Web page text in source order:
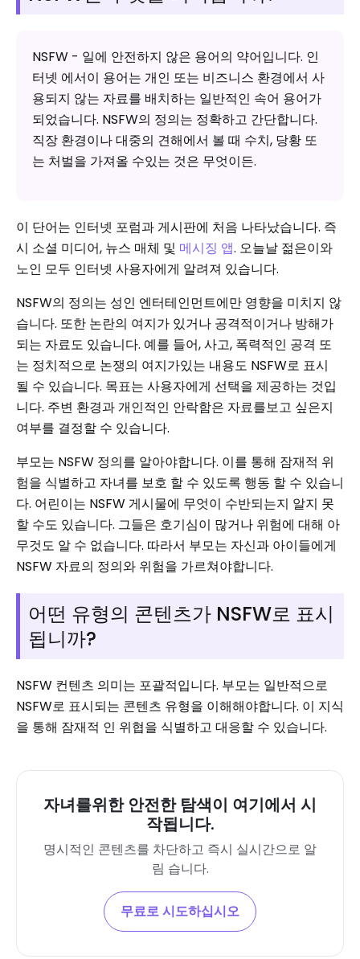
NSFW - 일에 안전하지 않은 용어의 약어입니다. 인
터넷 에서이 용어는 개인 또는 비즈니스 환경에서 사
용되지 않는 자료를 배치하는 일반적인 속어 용어가
되었습니다. NSFW의 정의는 정확하고 간단합니다.
직장 환경이나 대중의 견해에서 볼 때 수치, 당황 또
는 처벌을 가져올 수있는 것은 무엇이든.
이 단어는 인터넷 포럼과 게시판에 처음 나타났습니다. 즉
시 소셜 미디어, 뉴스 매체 및 메시징 앱. 오늘날 젊은이와
노인 모두 인터넷 사용자에게 알려져 있습니다.
NSFW의 정의는 성인 엔터테인먼트에만 영향을 미치지 않
습니다. 또한 논란의 여지가 있거나 공격적이거나 방해가
되는 자료도 있습니다. 예를 들어, 사고, 폭력적인 공격 또
는 정치적으로 논쟁의 여지가있는 내용도 NSFW로 표시
될 수 있습니다. 목표는 사용자에게 선택을 제공하는 것입
니다. 주변 환경과 개인적인 안락함은 자료를보고 싶은지
여부를 결정할 수 있습니다.
부모는 NSFW 정의를 알아야합니다. 이를 통해 잠재적 위
험을 식별하고 자녀를 보호 할 수 있도록 행동 할 수 있습니
다. 어린이는 NSFW 게시물에 무엇이 수반되는지 알지 못
할 수도 있습니다. 그들은 호기심이 많거나 위험에 대해 아
무것도 알 수 없습니다. 따라서 부모는 자신과 아이들에게
NSFW 자료의 정의와 위험을 가르쳐야합니다.
어떤 유형의 콘텐츠가 NSFW로 표시
됩니까?
NSFW 컨텐츠 의미는 포괄적입니다. 부모는 일반적으로
NSFW로 표시되는 콘텐츠 유형을 이해해야합니다. 이 지식
을 통해 잠재적 인 위협을 식별하고 대응할 수 있습니다.
자녀를위한 안전한 탐색이 여기에서 시
작됩니다.
명시적인 콘텐츠를 차단하고 즉시 실시간으로 알
림 습니다.
무료로 시도하십시오